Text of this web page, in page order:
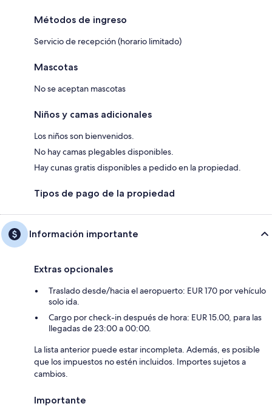
Métodos de ingreso
Servicio de recepción (horario limitado)
Mascotas
No se aceptan mascotas
Niños y camas adicionales
Los niños son bienvenidos.
No hay camas plegables disponibles.
Hay cunas gratis disponibles a pedido en la propiedad.
Tipos de pago de la propiedad
Información importante
Extras opcionales
Traslado desde/hacia el aeropuerto: EUR 170 por vehículo
solo ida.
Cargo por check-in después de hora: EUR 15.00, para las
llegadas de 23:00 a 00:00.
La lista anterior puede estar incompleta. Además, es posible
que los impuestos no estén incluidos. Importes sujetos a
cambios.
Importante